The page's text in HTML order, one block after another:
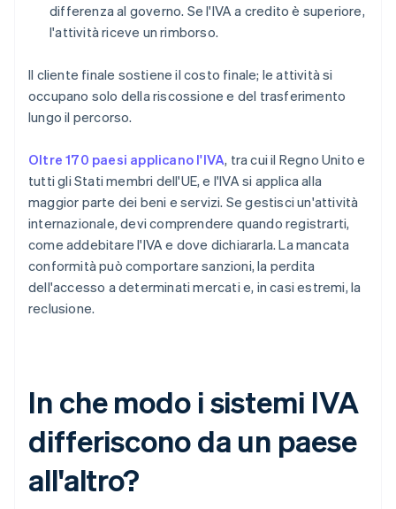
differenza al governo. Se l'IVA a credito è superiore,
l'attività riceve un rimborso.
Il cliente finale sostiene il costo finale; le attività si
occupano solo della riscossione e del trasferimento
lungo il percorso.
Oltre 170 paesi applicano l'IVA, tra cui il Regno Unito e
tutti gli Stati membri dell'UE, e l'IVA si applica alla
maggior parte dei beni e servizi. Se gestisci un'attività
internazionale, devi comprendere quando registrarti,
come addebitare l'IVA e dove dichiararla. La mancata
conformità può comportare sanzioni, la perdita
dell'accesso a determinati mercati e, in casi estremi, la
reclusione.
In che modo i sistemi IVA
differiscono da un paese
all'altro?